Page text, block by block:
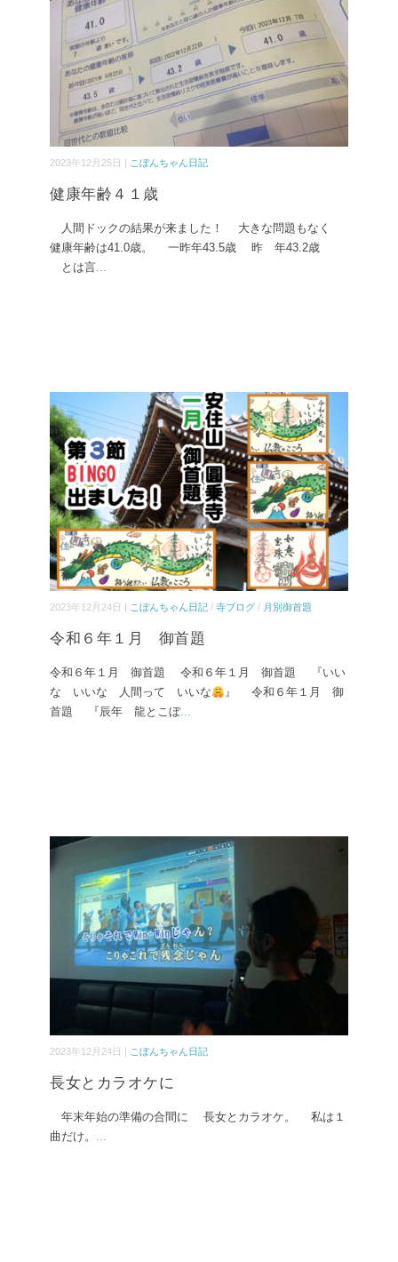
2023年12月25日 | こぼんちゃん日記
健康年齢４１歳
人間ドックの結果が来ました！ 大きな問題もなく
健康年齢は41.0歳。 一昨年43.5歳 昨 年43.2歳
とは言...
2023年12月24日 | こぼんちゃん日記 / 寺ブログ / 月別御首題
令和６年１月 御首題
令和６年１月 御首題 令和６年１月 御首題 『いい
な いいな 人間って いいな
』 令和６年１月 御
首題 『辰年 龍とこぼ...
2023年12月24日 | こぼんちゃん日記
長女とカラオケに
年末年始の準備の合間に 長女とカラオケ。 私は１
曲だけ。 ...